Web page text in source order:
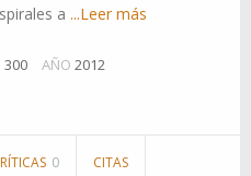
a ...Leer más
300 AÑO 2012
0 CITAS